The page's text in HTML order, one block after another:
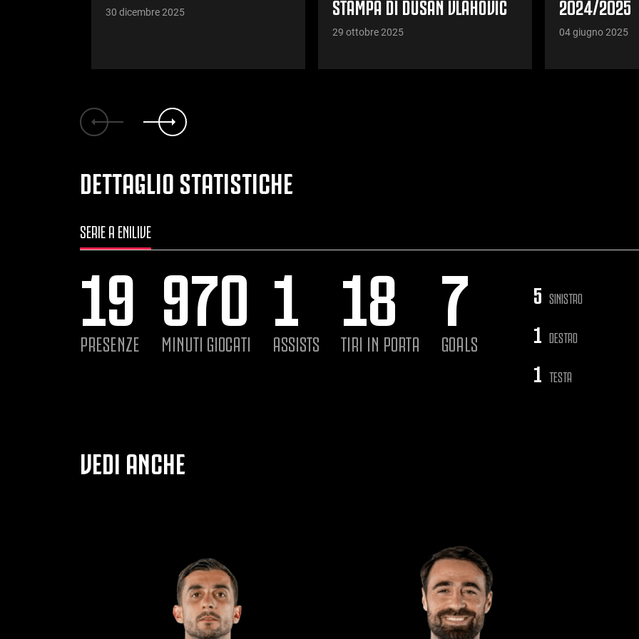
30 dicembre 2025
STAMPA DI DUSAN VLAHOVIC
29 ottobre 2025
2024/2025
04 giugno 2025
DETTAGLIO STATISTICHE
SERIE A ENILIVE
19
PRESENZE
970
MINUTI GIOCATI
1
ASSISTS
18
TIRI IN PORTA
7
GOALS
5 SINISTRO
1 DESTRO
1 TESTA
VEDI ANCHE